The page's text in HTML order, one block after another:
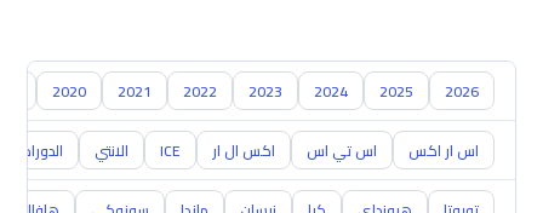
2026
2025
2024
2023
2022
2021
2020
اس ار اكس اس تي اس اكس ال ار ICE الانتي الدورادو